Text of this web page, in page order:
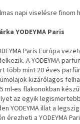
napi viselésre finom
YODEYMA Paris
Paris Európa
A YODEYMA
több mint 20 éves
kizárólagos
ml-es flakonokban
az egyik
YODEYMA illat a
érezheti a YODEYMA